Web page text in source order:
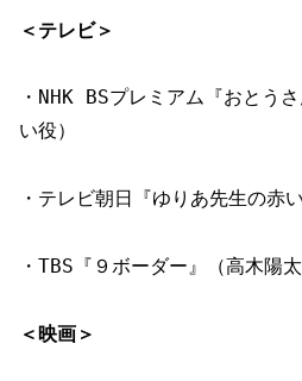
＜テレビ＞
・NHK BSプレミアム『おとう
い役）
・テレビ朝日『ゆりあ先生の赤
・TBS『９ボーダー』（高木陽
＜映画＞